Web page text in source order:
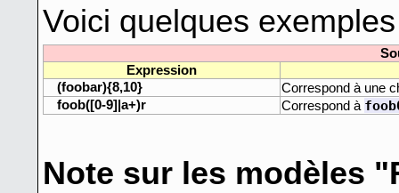
Voici quelques
Expression
(foobar){8,10}
Correspond à une
foob([0-9]|a+)r
Correspond à
Note sur les modèles